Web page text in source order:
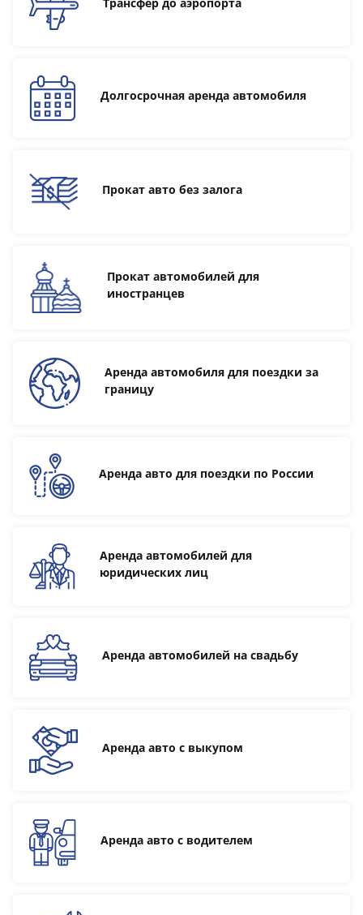
Долгосрочная аренда автомобиля
Прокат авто без залога
Прокат автомобилей для
иностранцев
Аренда автомобиля для поездки за
границу
Аренда авто для поездки по России
Аренда автомобилей для
юридических лиц
Аренда автомобилей на свадьбу
Аренда авто с выкупом
Аренда авто с водителем